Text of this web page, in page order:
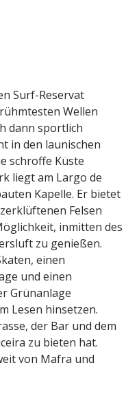
Surf-Reservat
Wellen
dann sportlich
in den launischen
schroffe Küste
liegt am Largo de
Kapelle. Er bietet
Felsen
inmitten des
zu genießen.
einen
und einen
Grünanlage
Lesen hinsetzen.
der Bar und dem
zu bieten hat.
von Mafra und